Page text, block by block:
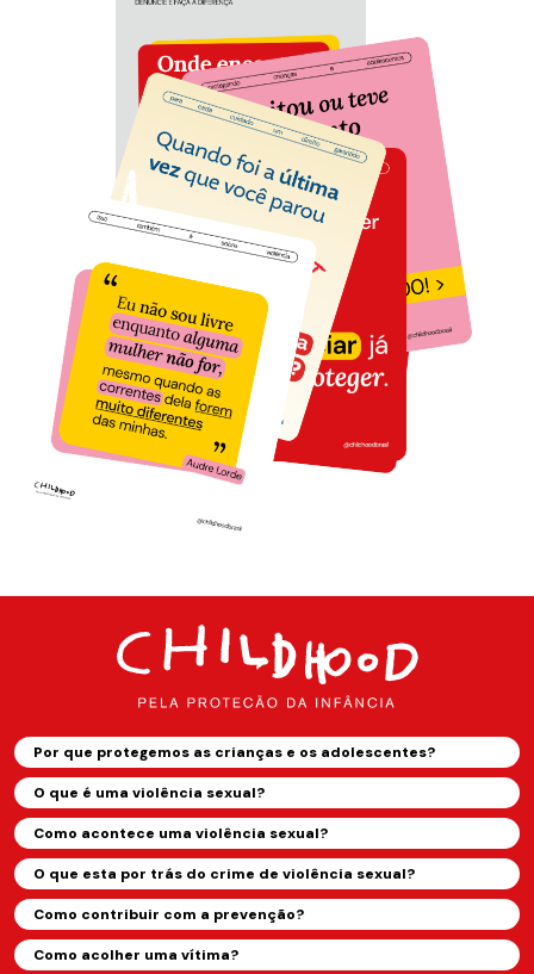
Por que protegemos as crianças e os adolescentes?
O que é uma violência sexual?
Como acontece uma violência sexual?
O que esta por trás do crime de violência sexual?
Como contribuir com a prevenção?
Como acolher uma vítima?